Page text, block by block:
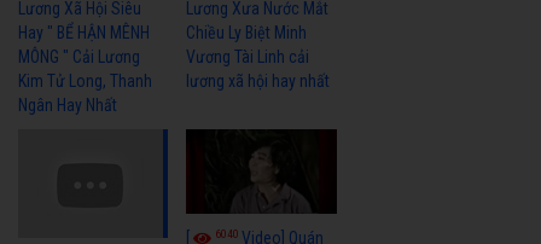
Lương Xã Hội Siêu
Hay " BỂ HẬN MÊNH
MÔNG " Cải Lương
Kim Tử Long, Thanh
Ngân Hay Nhất
Lương Xưa Nước Mắt
Chiều Ly Biệt Minh
Vương Tài Linh cải
lương xã hội hay nhất
6040Video] Quán